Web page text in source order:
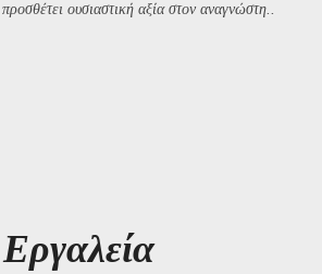
ουσιαστική αξία στον αναγνώστη..
Εργαλεία